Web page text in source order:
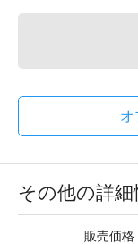
オ
その他の詳細
販売価格